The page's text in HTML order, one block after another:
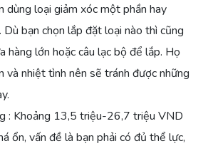
dùng loại giảm xóc một phần hay
bạn chọn lắp đặt loại nào thì cũng
hàng lớn hoặc câu lạc bộ để lắp. Họ
và nhiệt tình nên sẽ tránh được những
: Khoảng 13,5 triệu-26,7 triệu VND
ổn, vấn đề là bạn phải có đủ thể lực,